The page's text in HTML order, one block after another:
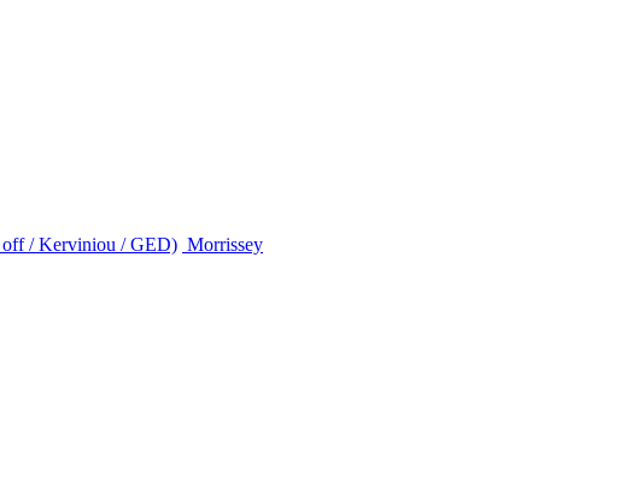
off / Kerviniou / GED) Morrissey